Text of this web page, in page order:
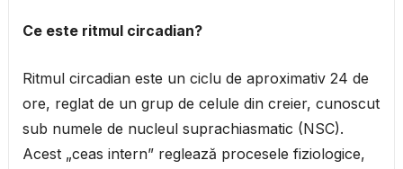
Ce este ritmul circadian?
Ritmul circadian este un ciclu de aproximativ 24 de
ore, reglat de un grup de celule din creier, cunoscut
sub numele de nucleul suprachiasmatic (NSC).
Acest „ceas intern” reglează procesele fiziologice,